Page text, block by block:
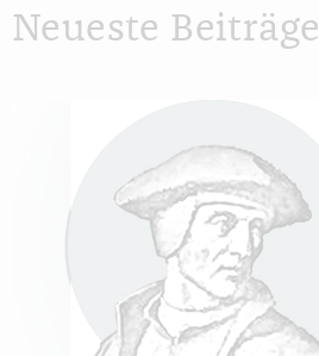
Neueste Beiträge